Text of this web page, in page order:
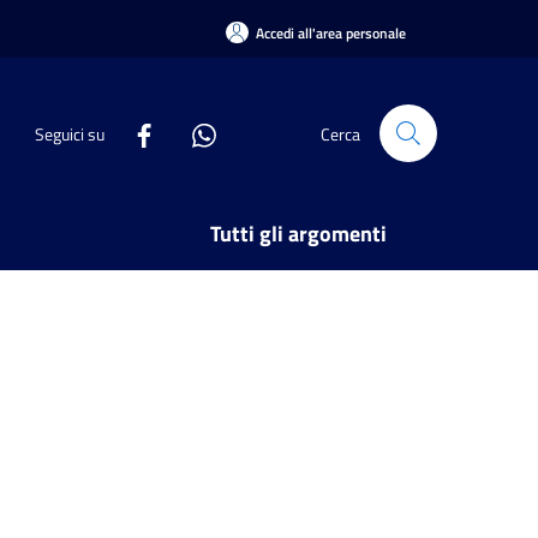
Accedi all'area personale
Seguici su Cerca
Tutti gli argomenti